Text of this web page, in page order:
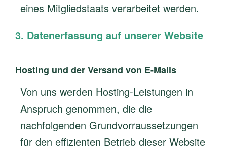
eines Mitgliedstaats verarbeitet werden.
3. Datenerfassung auf unserer Website
Hosting und der Versand von E-Mails
Von uns werden Hosting-Leistungen in
Anspruch genommen, die die
nachfolgenden Grundvorraussetzungen
für den effizienten Betrieb dieser Website